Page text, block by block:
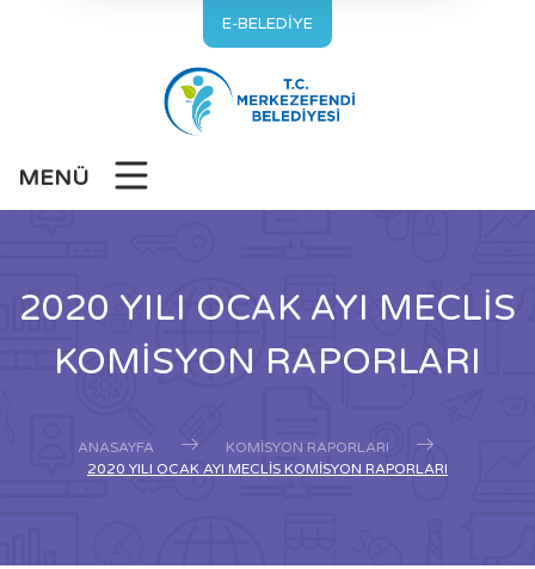
E-BELEDİYE
MENÜ
2020 YILI OCAK AYI MECLİS
KOMİSYON RAPORLARI
ANASAYFA
KOMISYON RAPORLARI
2020 YILI OCAK AYI MECLİS KOMİSYON RAPORLARI